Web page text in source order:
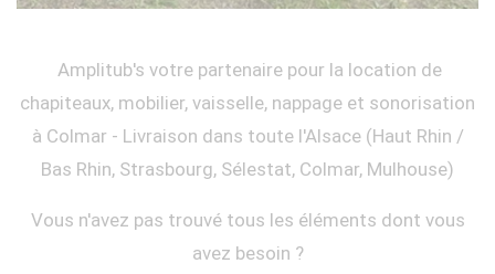
Amplitub's votre partenaire pour la location de
chapiteaux, mobilier, vaisselle, nappage et sonorisation
à Colmar - Livraison dans toute l'Alsace (Haut Rhin /
Bas Rhin, Strasbourg, Sélestat, Colmar, Mulhouse)
Vous n'avez pas trouvé tous les éléments dont vous
avez besoin ?